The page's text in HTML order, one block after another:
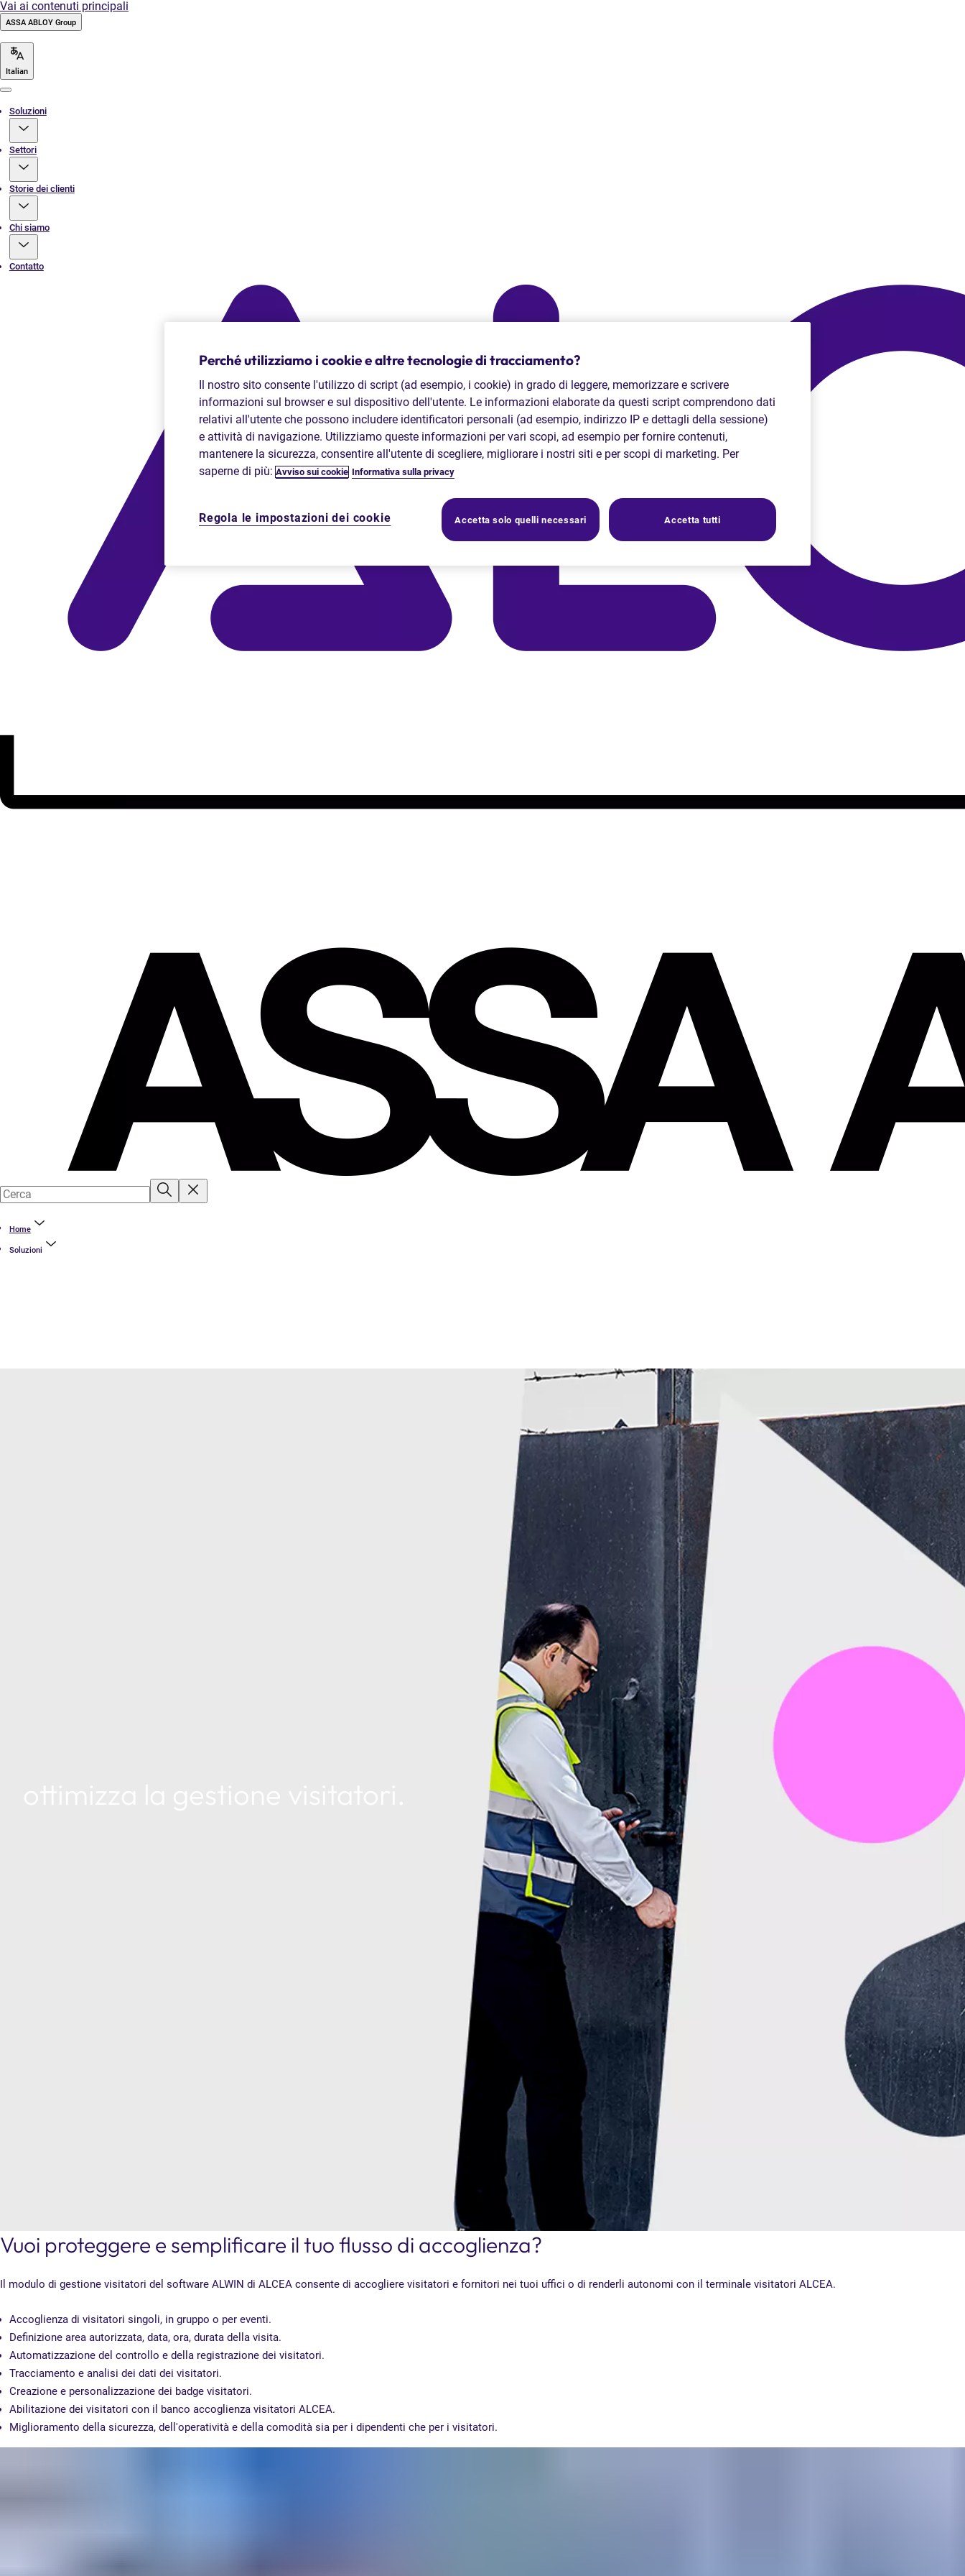
Vai ai contenuti principali
ASSA ABLOY Group
Italian
Soluzioni
Settori
Storie dei clienti
Chi siamo
Contatto
Home
Soluzioni
Vuoi proteggere e semplificare il tuo flusso di accoglienza?
Il modulo di gestione visitatori del software ALWIN di ALCEA consente di accogliere visitatori e fornitori nei tuoi uffici o di renderli autonomi con il terminale visitatori ALCEA.
Accoglienza di visitatori singoli, in gruppo o per eventi.
Definizione area autorizzata, data, ora, durata della visita.
Automatizzazione del controllo e della registrazione dei visitatori.
Tracciamento e analisi dei dati dei visitatori.
Creazione e personalizzazione dei badge visitatori.
Abilitazione dei visitatori con il banco accoglienza visitatori ALCEA.
Miglioramento della sicurezza, dell'operatività e della comodità sia per i dipendenti che per i visitatori.
Perché utilizziamo i cookie e altre tecnologie di tracciamento?
Il nostro sito consente l'utilizzo di script (ad esempio, i cookie) in grado di leggere, memorizzare e scrivere
informazioni sul browser e sul dispositivo dell'utente. Le informazioni elaborate da questi script comprendono dati
relativi all'utente che possono includere identificatori personali (ad esempio, indirizzo IP e dettagli della sessione)
e attività di navigazione. Utilizziamo queste informazioni per vari scopi, ad esempio per fornire contenuti,
mantenere la sicurezza, consentire all'utente di scegliere, migliorare i nostri siti e per scopi di marketing. Per
saperne di più: Avviso sui cookie Informativa sulla privacy
Regola le impostazioni dei cookie Accetta solo quelli necessari Accetta tutti